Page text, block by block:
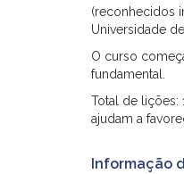
(reconhecidos
Universidade
O curso
fundamental.
Total de lições:
ajudam a
Informação